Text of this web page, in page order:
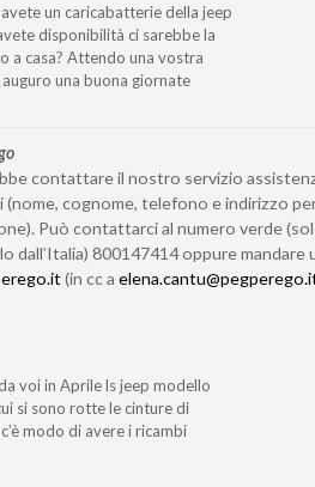
un caricabatterie della jeep
disponibilità ci sarebbe la
a casa? Attendo una vostra
una buona giornate
contattare il nostro servizio
cognome, telefono e indirizzo
Può contattarci al numero verde
dall’Italia) 800147414 oppure mandare
(in cc a
voi in Aprile ls jeep modello
si sono rotte le cinture di
modo di avere i ricambi